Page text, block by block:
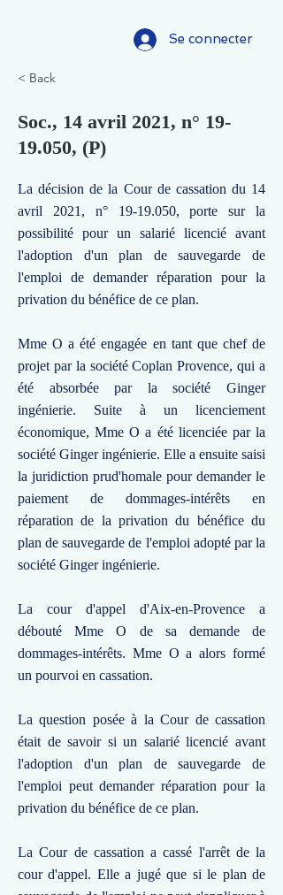
Se connecter
< Back
Soc., 14 avril 2021, n° 19-
19.050, (P)
La décision de la Cour de cassation du 14
avril 2021, n° 19-19.050, porte sur la
possibilité pour un salarié licencié avant
l'adoption d'un plan de sauvegarde de
l'emploi de demander réparation pour la
privation du bénéfice de ce plan.
Mme O a été engagée en tant que chef de
projet par la société Coplan Provence, qui a
été absorbée par la société Ginger
ingénierie. Suite à un licenciement
économique, Mme O a été licenciée par la
société Ginger ingénierie. Elle a ensuite saisi
la juridiction prud'homale pour demander le
paiement de dommages-intérêts en
réparation de la privation du bénéfice du
plan de sauvegarde de l'emploi adopté par la
société Ginger ingénierie.
La cour d'appel d'Aix-en-Provence a
débouté Mme O de sa demande de
dommages-intérêts. Mme O a alors formé
un pourvoi en cassation.
La question posée à la Cour de cassation
était de savoir si un salarié licencié avant
l'adoption d'un plan de sauvegarde de
l'emploi peut demander réparation pour la
privation du bénéfice de ce plan.
La Cour de cassation a cassé l'arrêt de la
cour d'appel. Elle a jugé que si le plan de